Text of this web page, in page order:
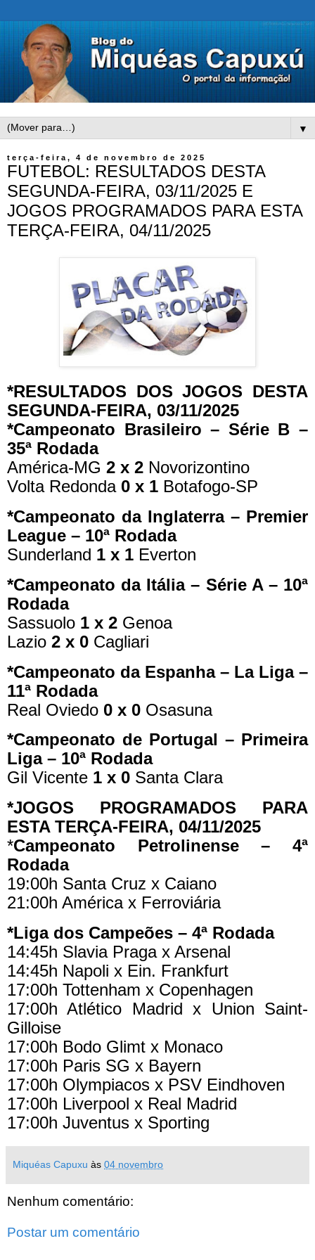
▼
terça-feira, 4 de novembro de 2025
FUTEBOL: RESULTADOS DESTA
SEGUNDA-FEIRA, 03/11/2025 E
JOGOS PROGRAMADOS PARA ESTA
TERÇA-FEIRA, 04/11/2025
*RESULTADOS DOS JOGOS DESTA
SEGUNDA-FEIRA, 03/11/2025
*Campeonato Brasileiro – Série B –
35ª Rodada
América-MG 2 x 2 Novorizontino
Volta Redonda 0 x 1 Botafogo-SP
*Campeonato da Inglaterra – Premier
League – 10ª Rodada
Sunderland 1 x 1 Everton
*Campeonato da Itália – Série A – 10ª
Rodada
Sassuolo 1 x 2 Genoa
Lazio 2 x 0 Cagliari
*Campeonato da Espanha – La Liga –
11ª Rodada
Real Oviedo 0 x 0 Osasuna
*Campeonato de Portugal – Primeira
Liga – 10ª Rodada
Gil Vicente 1 x 0 Santa Clara
*JOGOS PROGRAMADOS PARA
ESTA TERÇA-FEIRA, 04/11/2025
*Campeonato Petrolinense – 4ª
Rodada
19:00h Santa Cruz x Caiano
21:00h América x Ferroviária
*Liga dos Campeões – 4ª Rodada
14:45h Slavia Praga x Arsenal
14:45h Napoli x Ein. Frankfurt
17:00h Tottenham x Copenhagen
17:00h Atlético Madrid x Union Saint-
Gilloise
17:00h Bodo Glimt x Monaco
17:00h Paris SG x Bayern
17:00h Olympiacos x PSV Eindhoven
17:00h Liverpool x Real Madrid
17:00h Juventus x Sporting
Miquéas Capuxu às 04 novembro
Nenhum comentário:
Postar um comentário